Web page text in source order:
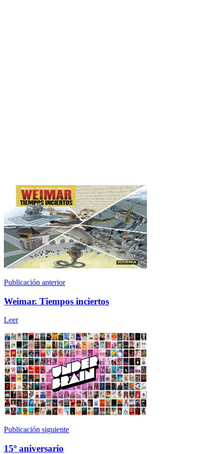
Publicación anterior
Weimar. Tiempos inciertos
Leer
Publicación siguiente
15º aniversario